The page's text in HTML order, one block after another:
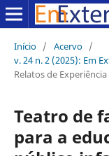
Início / Acervo /
v. 24 n. 2 (2025): Em
Relatos de Experiência
Teatro de
para a